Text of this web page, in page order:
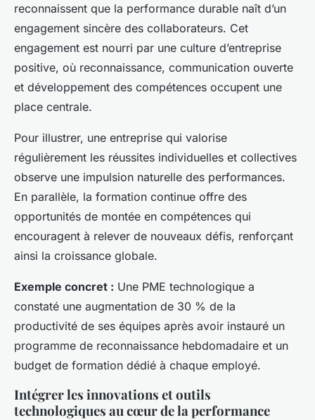
reconnaissent que la performance durable naît d’un
engagement sincère des collaborateurs. Cet
engagement est nourri par une culture d’entreprise
positive, où reconnaissance, communication ouverte
et développement des compétences occupent une
place centrale.
Pour illustrer, une entreprise qui valorise
régulièrement les réussites individuelles et collectives
observe une impulsion naturelle des performances.
En parallèle, la formation continue offre des
opportunités de montée en compétences qui
encouragent à relever de nouveaux défis, renforçant
ainsi la croissance globale.
Exemple concret : Une PME technologique a
constaté une augmentation de 30 % de la
productivité de ses équipes après avoir instauré un
programme de reconnaissance hebdomadaire et un
budget de formation dédié à chaque employé.
Intégrer les innovations et outils
technologiques au cœur de la performance